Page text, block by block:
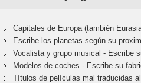
Capitales de Europa (también
Escribe los planetas según su
Vocalista y grupo musical - Escribe
Modelos de coches - Escribe su
Títulos de películas mal traducidas al